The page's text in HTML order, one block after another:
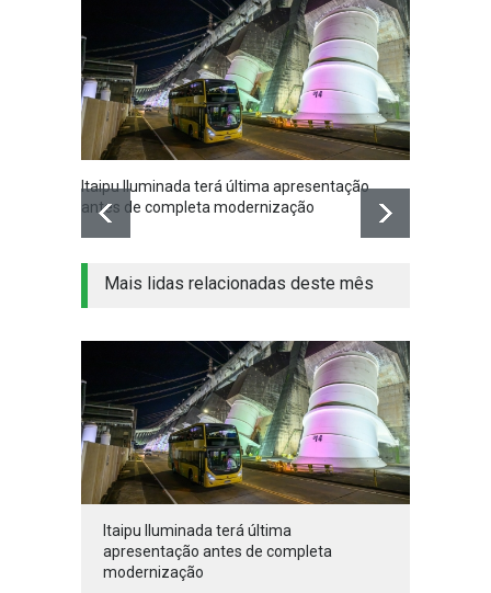
Itaipu Iluminada terá última apresentação
antes de completa modernização
Mais lidas relacionadas deste mês
Itaipu Iluminada terá última
apresentação antes de completa
modernização